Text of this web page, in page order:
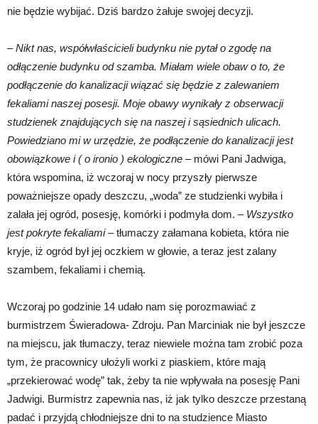
nie będzie wybijać. Dziś bardzo żałuje swojej decyzji.
– Nikt nas, współwłaścicieli budynku nie pytał o zgodę na
odłączenie budynku od szamba. Miałam wiele obaw o to, że
podłączenie do kanalizacji wiązać się będzie z zalewaniem
fekaliami naszej posesji. Moje obawy wynikały z obserwacji
studzienek znajdujących się na naszej i sąsiednich ulicach.
Powiedziano mi w urzędzie, że podłączenie do kanalizacji jest
obowiązkowe i ( o ironio ) ekologiczne – mówi Pani Jadwiga,
która wspomina, iż wczoraj w nocy przyszły pierwsze
poważniejsze opady deszczu, „woda” ze studzienki wybiła i
zalała jej ogród, posesję, komórki i podmyła dom. – Wszystko
jest pokryte fekaliami– tłumaczy załamana kobieta, która nie
kryje, iż ogród był jej oczkiem w głowie, a teraz jest zalany
szambem, fekaliami i chemią.
Wczoraj po godzinie 14 udało nam się porozmawiać z
burmistrzem Świeradowa- Zdroju. Pan Marciniak nie był jeszcze
na miejscu, jak tłumaczy, teraz niewiele można tam zrobić poza
tym, że pracownicy ułożyli worki z piaskiem, które mają
„przekierować wodę” tak, żeby ta nie wpływała na posesję Pani
Jadwigi. Burmistrz zapewnia nas, iż jak tylko deszcze przestaną
padać i przyjdą chłodniejsze dni to na studzience Miasto